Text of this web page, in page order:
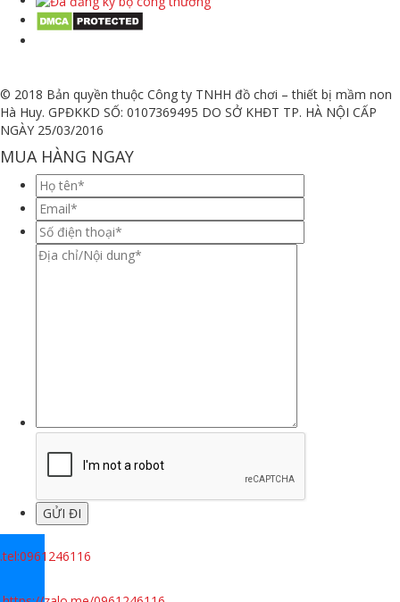
© 2018 Bản quyền thuộc Công ty TNHH đồ chơi – thiết bị mầm non
Hà Huy. GPĐKKD SỐ: 0107369495 DO SỞ KHĐT TP. HÀ NỘI CẤP
NGÀY 25/03/2016
MUA HÀNG NGAY
.tel:0961246116